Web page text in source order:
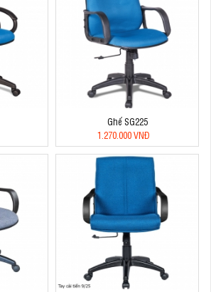
Ghế SG225
1.270.000 VNĐ